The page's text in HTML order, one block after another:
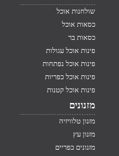
שולחנות אוכל
כסאות אוכל
כסאות בר
פינות אוכל עגולות
פינות אוכל נפתחות
פינות אוכל כפריות
פינות אוכל קטנות
מזנונים
מזנון טלוויזיה
מזנון עץ
מזנונים כפריים